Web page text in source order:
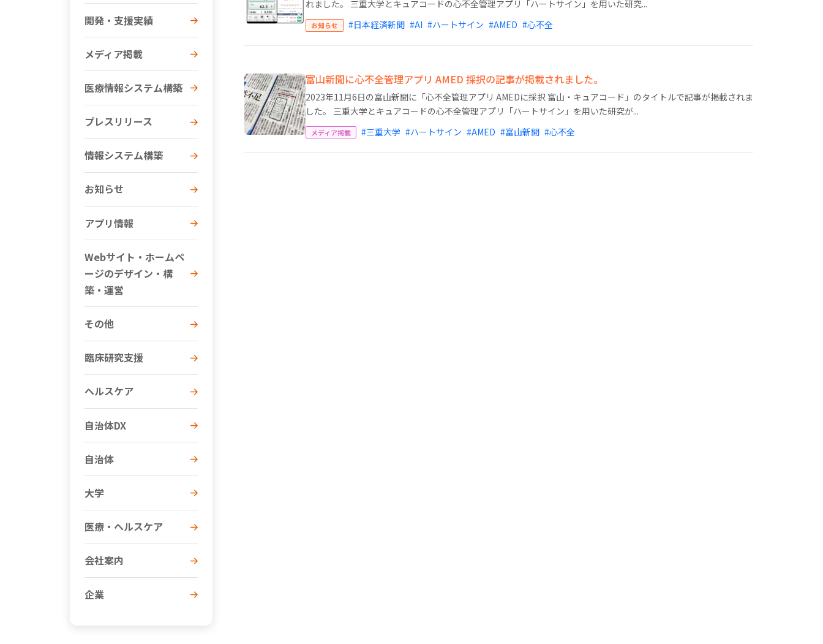
開発・支援実績
メディア掲載
医療情報システム構築
プレスリリース
情報システム構築
お知らせ
アプリ情報
Webサイト・ホームペ
ージのデザイン・構
築・運営
その他
臨床研究支援
ヘルスケア
自治体DX
自治体
大学
医療・ヘルスケア
会社案内
企業
れました。 三重大学とキュアコードの心不全管理アプリ「ハートサイン」を用いた研究...
お知らせ #日本経済新聞 #AI #ハートサイン #AMED #心不全
富山新聞に心不全管理アプリ AMED 採択の記事が掲載されました。
2023年11月6日の富山新聞に「心不全管理アプリ AMEDに採択 富山・キュアコード」のタイトルで記事が掲載されま
した。 三重大学とキュアコードの心不全管理アプリ「ハートサイン」を用いた研究が...
メディア掲載 #三重大学 #ハートサイン #AMED #富山新聞 #心不全